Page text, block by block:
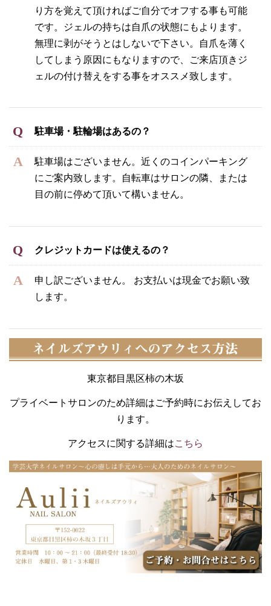
り方を覚えて頂ければご自分でオフする事も可能
です。ジェルの持ちは自爪の状態にもよります。
無理に剥がそうとはしないで下さい。自爪を薄く
してしまう原因にもなりますので、ご来店頂きジ
ェルの付け替えをする事をオススメ致します。
駐車場・駐輪場はあるの？
駐車場はございません。近くのコインパーキング
にご案内致します。自転車はサロンの隣、または
目の前に停めて頂いて構いません。
クレジットカードは使えるの？
申し訳ございません。 お支払いは現金でお願い致
します。
東京都目黒区柿の木坂
プライベートサロンのため詳細はご予約時にお伝えしてお
ります。
アクセスに関する詳細はこちら